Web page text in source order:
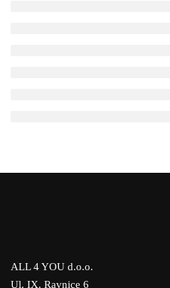
ALL 4 YOU d.o.o.
Ul. IX. Ravnice 6